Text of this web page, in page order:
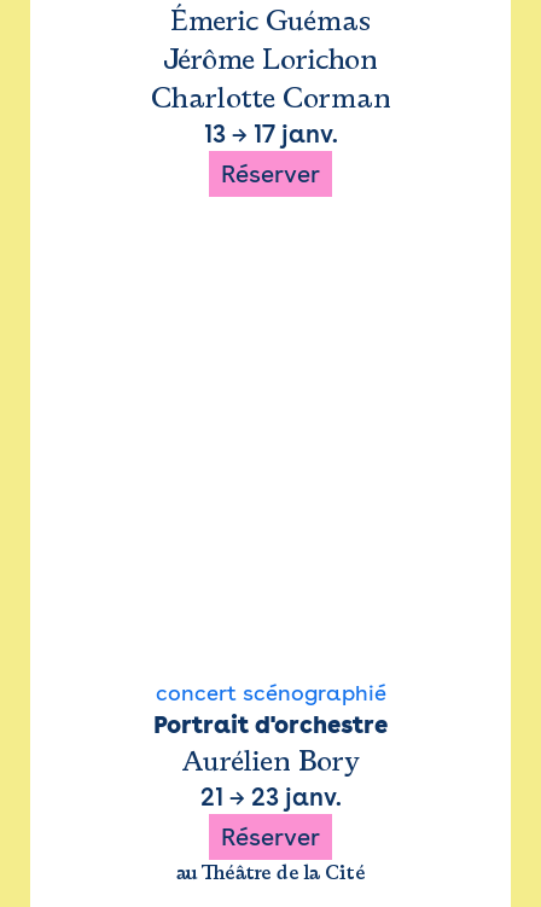
Émeric Guémas
Jérôme Lorichon
Charlotte Corman
13→ 17 janv.
Réserver
concert scénographié
Portrait d'orchestre
Aurélien Bory
21 → 23 janv.
Réserver
au Théâtre de la Cité